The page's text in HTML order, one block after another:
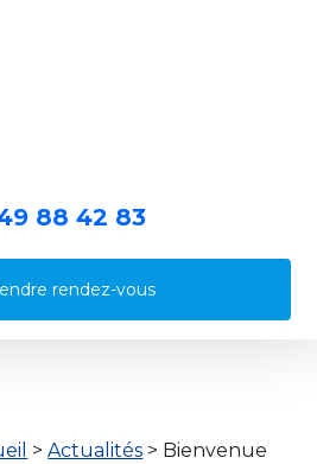
88 42 83
rendez-vous
>Actualités > Bienvenue